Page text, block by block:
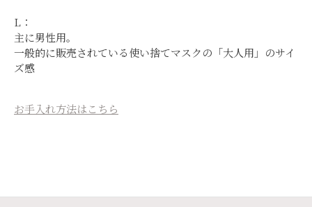
L：
主に男性用。
一般的に販売されている使い捨てマスクの「大人用」のサイ
ズ感
お手入れ方法はこちら